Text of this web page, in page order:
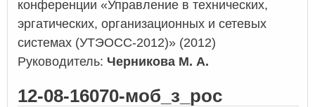
конференции «Управление в технических,
эргатических, организационных и сетевых
системах (УТЭОСС-2012)» (2012)
Руководитель: Черникова М. А.
12-08-16070-моб_з_рос